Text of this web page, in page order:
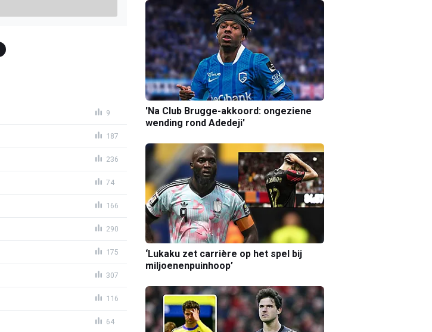
9
187
236
74
166
290
175
307
116
64
'Na Club Brugge-akkoord: ongeziene
wending rond Adedeji'
‘Lukaku zet carrière op het spel bij
miljoenenpuinhoop’